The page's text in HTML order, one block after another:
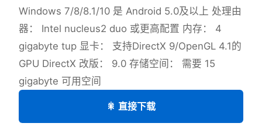
Windows 7/8/8.1/10 是 Android 5.0及以上 处理由
器： Intel nucleus2 duo 或更高配置 内存： 4
gigabyte tup 显卡： 支持DirectX 9/OpenGL 4.1的
GPU DirectX 改版： 9.0 存储空间： 需要 15
gigabyte 可用空间
🎇 直接下载